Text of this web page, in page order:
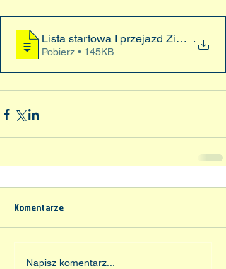
Lista startowa I przejazd Zieleniec
.
Pobierz • 145KB
Komentarze
Napisz komentarz...